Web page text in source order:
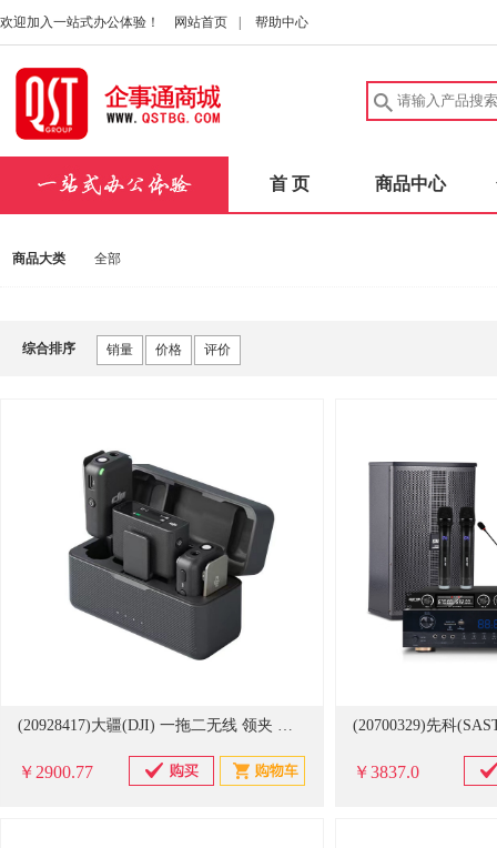
欢迎加入一站式办公体验！ 网站首页 帮助中心
首 页 商品中心
商品大类 全部
综合排序 销量 价格 评价
(20928417)大疆(DJI) 一拖二无线 领夹 无线麦克风(单位：个)
￥2900.77 ￥3837.0